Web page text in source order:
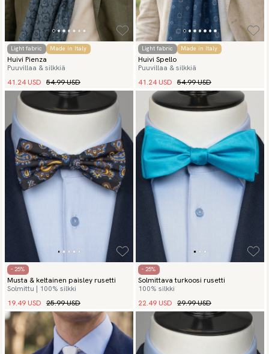
Light fabric Made in Italy
Huivi Pienza
Puuvillaa & silkkiä
41.24 USD 54.99 USD
Light fabric Made in Italy
Huivi Spello
Puuvillaa & silkkiä
41.24 USD 54.99 USD
- 25%
Musta & keltainen paisley rusetti
Solmittu | 100% silkki
19.49 USD 25.99 USD
- 25%
Solmittava turkoosi rusetti
100% silkki
22.49 USD 29.99 USD